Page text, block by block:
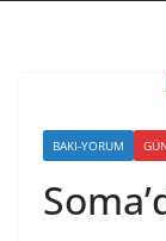
BAKI-YORUM